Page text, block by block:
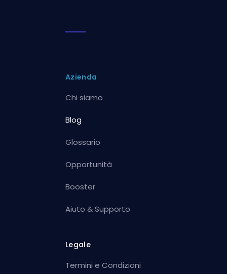
Azienda
Chi siamo
Blog
Glossario
Opportunità
Booster
Aiuto & Supporto
Legale
Termini e Condizioni